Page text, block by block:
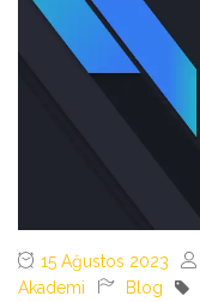
15 Ağustos 2023
Akademi
Blog